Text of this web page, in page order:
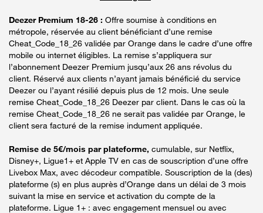
Deezer Premium 18-26 : Offre soumise à conditions en
métropole, réservée au client bénéficiant d’une remise
Cheat_Code_18_26 validée par Orange dans le cadre d’une offre
mobile ou internet éligibles. La remise s’appliquera sur
l’abonnement Deezer Premium jusqu’aux 26 ans révolus du
client. Réservé aux clients n’ayant jamais bénéficié du service
Deezer ou l’ayant résilié depuis plus de 12 mois. Une seule
remise Cheat_Code_18_26 Deezer par client. Dans le cas où la
remise Cheat_Code_18_26 ne serait pas validée par Orange, le
client sera facturé de la remise indument appliquée.
Remise de 5€/mois par plateforme, cumulable, sur Netflix,
Disney+, Ligue1+ et Apple TV en cas de souscription d’une offre
Livebox Max, avec décodeur compatible. Souscription de la (des)
plateforme (s) en plus auprès d’Orange dans un délai de 3 mois
suivant la mise en service et activation du compte de la
plateforme. Ligue 1+ : avec engagement mensuel ou avec